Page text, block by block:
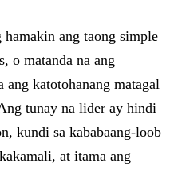
hamakin ang taong simple
o matanda na ang
katotohanang matagal
tunay na lider ay hindi
kundi sa kababaang-loob
at itama ang